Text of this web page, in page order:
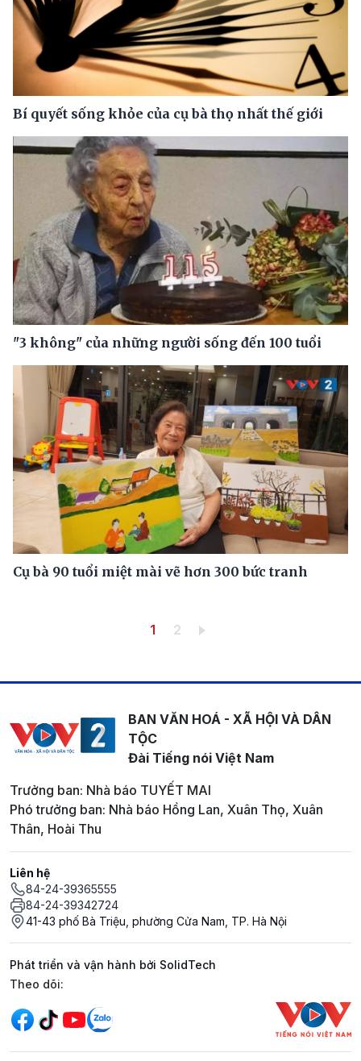
Bí quyết sống khỏe của cụ bà thọ nhất thế giới
"3 không" của những người sống đến 100 tuổi
Cụ bà 90 tuổi miệt mài vẽ hơn 300 bức tranh
Trang hiện thời
1 Trang
2
BAN VĂN HOÁ - XÃ HỘI VÀ DÂN
TỘC
Đài Tiếng nói Việt Nam
Trưởng ban: Nhà báo TUYẾT MAI
Phó trưởng ban: Nhà báo Hồng Lan, Xuân Thọ, Xuân
Thân, Hoài Thu
Liên hệ
84-24-39365555
84-24-39342724
41-43 phố Bà Triệu, phường Cửa Nam, TP. Hà Nội
Phát triển và vận hành bởi SolidTech
Mạng xã hội
Theo dõi: